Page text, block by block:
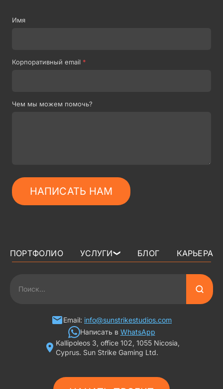
Имя
Корпоративный email *
Чем мы можем помочь?
НАПИСАТЬ НАМ
ПОРТФОЛИО УСЛУГИ ❯ БЛОГ
КАРЬЕРА
ГРАФИКА ДЛЯ СЛОТОВ
3D ПЕРСОНАЖИ
Email: info@sunstrikestudios.com
Написать в WhatsApp
Kallipoleos 3, office 102, 1055 Nicosia,
Cyprus. Sun Strike Gaming Ltd.